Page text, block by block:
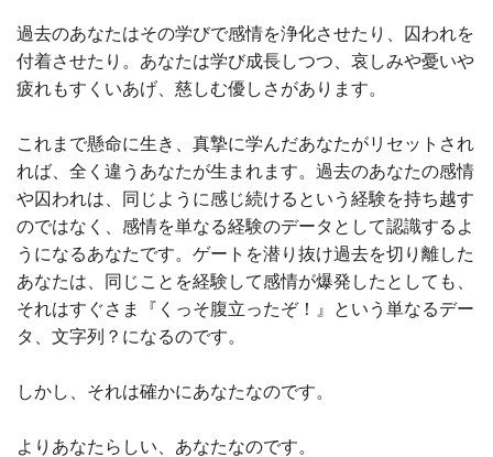
過去のあなたはその学びで感情を浄化させたり、囚われを
付着させたり。あなたは学び成長しつつ、哀しみや憂いや
疲れもすくいあげ、慈しむ優しさがあります。
これまで懸命に生き、真摯に学んだあなたがリセットされ
れば、全く違うあなたが生まれます。過去のあなたの感情
や囚われは、同じように感じ続けるという経験を持ち越す
のではなく、感情を単なる経験のデータとして認識するよ
うになるあなたです。ゲートを潜り抜け過去を切り離した
あなたは、同じことを経験して感情が爆発したとしても、
それはすぐさま『くっそ腹立ったぞ！』という単なるデー
タ、文字列？になるのです。
しかし、それは確かにあなたなのです。
よりあなたらしい、あなたなのです。